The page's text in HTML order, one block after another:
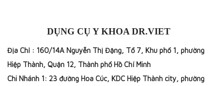
DỤNG CỤ Y KHOA DR.VIET
Địa Chỉ : 160/14A Nguyễn Thị Đặng, Tổ 7, Khu phố 1, phường
Hiệp Thành, Quận 12, Thành phố Hồ Chí Minh
Chi Nhánh 1: 23 đường Hoa Cúc, KDC Hiệp Thành city, phường